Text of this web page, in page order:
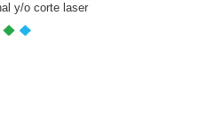
y/o corte laser